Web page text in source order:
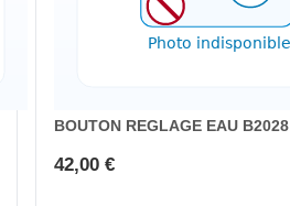
BOUTON REGLAGE EAU B2028
42,00 €